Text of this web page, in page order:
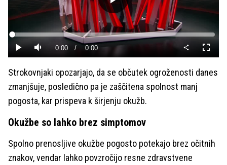
Predvajaj
PredvajajTiho Current
0:00 / Duration
0:00
Loaded:
0%
način
Strokovnjaki opozarjajo, da se občutek ogroženosti danes
zmanjšuje, posledično pa je zaščitena spolnost manj
pogosta, kar prispeva k širjenju okužb.
Okužbe so lahko brez simptomov
Spolno prenosljive okužbe pogosto potekajo brez očitnih
znakov, vendar lahko povzročijo resne zdravstvene